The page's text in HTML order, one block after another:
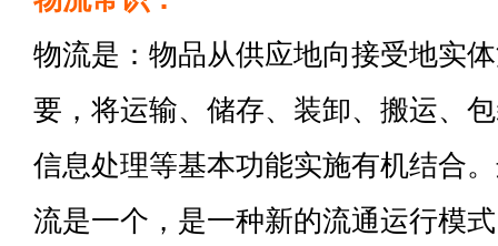
物流是：物品从供应地向接受地实
要，将运输、储存、装卸、搬运、
信息处理等基本功能实施有机结合
流是一个，是一种新的流通运行模